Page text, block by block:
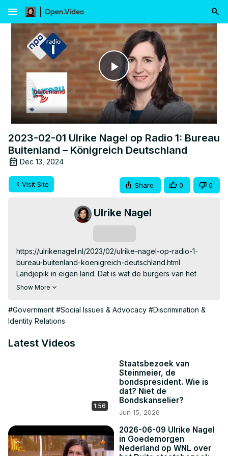
menu
Play
Video
2023-02-01 Ulrike Nagel op Radio 1: Bureau
Buitenland – Königreich Deutschland
Dec 13, 2024
Visit Site Share 0 0
Ulrike Nagel
https://ulrikenagel.nl/2023/02/ulrike-nagel-op-radio-1-
bureau-buitenland-koenigreich-deutschland.html
Landjepik in eigen land. Dat is wat de burgers van het
Koninkrijk Duitsland willen. Meer grond aankopen om hun
eigen zelfbenoemde koning”, zegt Duitsland-kenner
Ulrike Nagel in Bureau Buitenland.
Königreich Deutschland is in principe een soort
Nagel. ”Het zou gaan om zo’n vijfduizend mensen. Ze
hebben een zelfbenoemde koning en een eigen
perswoordvoerder. Sommigen leven vaak onopvallend
bij elkaar op woonboerderijen, met veel land, zijn
zelfvoorzienend, verbouwen hun eigen groente etc., en
maatschappij. Anderen hebben een eigen paspoort en
hun eigen regels en wetten.” Het geld om land te kopen,
krijgen ze van giften, maar ook van dure workshops en
Show More
#Government #Social Issues & Advocacy #Discrimination &
Identity Relations
Latest Videos
1:56
Staatsbezoek van
Steinmeier, de
bondspresident. Wie is
dat? Niet de
Bondskanselier?
Jun 15, 2026
2026-06-09 Ulrike Nagel
in Goedemorgen
Nederland op WNL over